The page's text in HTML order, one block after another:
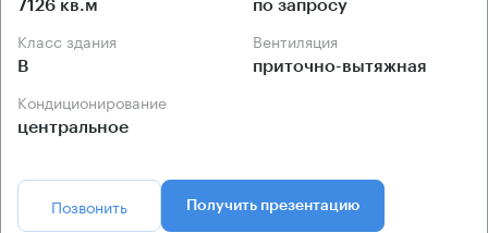
7126 кв.м по запросу
Класс здания
B
Вентиляция
приточно-вытяжная
Кондиционирование
центральное
Позвонить Получить презентацию